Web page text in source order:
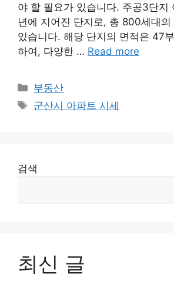
야 할 필요가 있습니다. 주공3단지
년에 지어진 단지로, 총 800세대의
있습니다. 해당 단지의 면적은 47
하여, 다양한 … Read more
Categories
부동산
Tags
군산시 아파트 시세
검색
최신 글